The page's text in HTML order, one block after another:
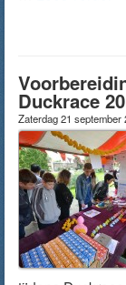
Duckrace
Zaterdag 21 september